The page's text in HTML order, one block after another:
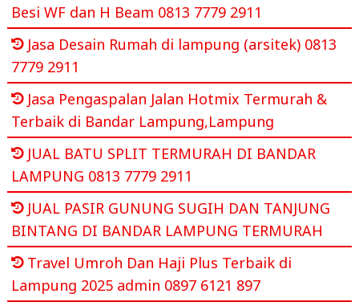
Besi WF dan H Beam 0813 7779 2911
Jasa Desain Rumah di lampung (arsitek) 0813
7779 2911
Jasa Pengaspalan Jalan Hotmix Termurah &
Terbaik di Bandar Lampung,Lampung
JUAL BATU SPLIT TERMURAH DI BANDAR
LAMPUNG 0813 7779 2911
JUAL PASIR GUNUNG SUGIH DAN TANJUNG
BINTANG DI BANDAR LAMPUNG TERMURAH
Travel Umroh Dan Haji Plus Terbaik di
Lampung 2025 admin 0897 6121 897